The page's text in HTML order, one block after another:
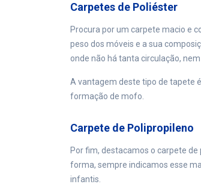
Carpetes de Poliéster
Procura por um carpete macio e
peso dos móveis e a sua
onde não há tanta circulação,
A vantagem deste tipo de tapete
formação de mofo.
Carpete de Polipropileno
Por fim, destacamos o carpete
forma, sempre indicamos esse
infantis.